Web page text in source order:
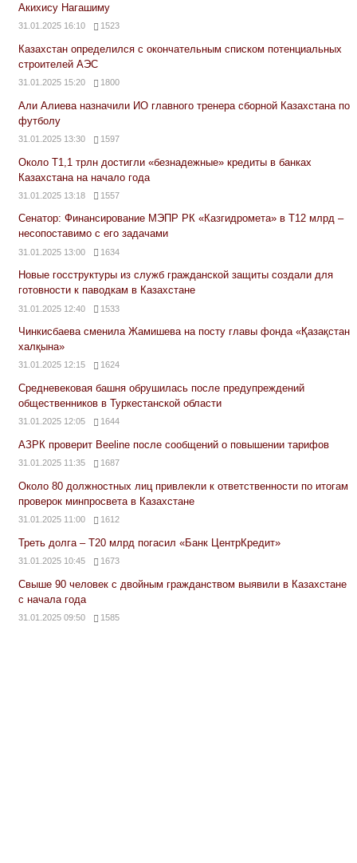
Акихису Нагашиму
31.01.2025 16:10 1523
Казахстан определился с окончательным списком потенциальных
строителей АЭС
31.01.2025 15:20 1800
Али Алиева назначили ИО главного тренера сборной Казахстана по
футболу
31.01.2025 13:30 1597
Около Т1,1 трлн достигли «безнадежные» кредиты в банках
Казахстана на начало года
31.01.2025 13:18 1557
Сенатор: Финансирование МЭПР РК «Казгидромета» в Т12 млрд –
несопоставимо с его задачами
31.01.2025 13:00 1634
Новые госструктуры из служб гражданской защиты создали для
готовности к паводкам в Казахстане
31.01.2025 12:40 1533
Чинкисбаева сменила Жамишева на посту главы фонда «Қазақстан
халқына»
31.01.2025 12:15 1624
Средневековая башня обрушилась после предупреждений
общественников в Туркестанской области
31.01.2025 12:05 1644
АЗРК проверит Beeline после сообщений о повышении тарифов
31.01.2025 11:35 1687
Около 80 должностных лиц привлекли к ответственности по итогам
проверок минпросвета в Казахстане
31.01.2025 11:00 1612
Треть долга – Т20 млрд погасил «Банк ЦентрКредит»
31.01.2025 10:45 1673
Свыше 90 человек с двойным гражданством выявили в Казахстане
с начала года
31.01.2025 09:50 1585